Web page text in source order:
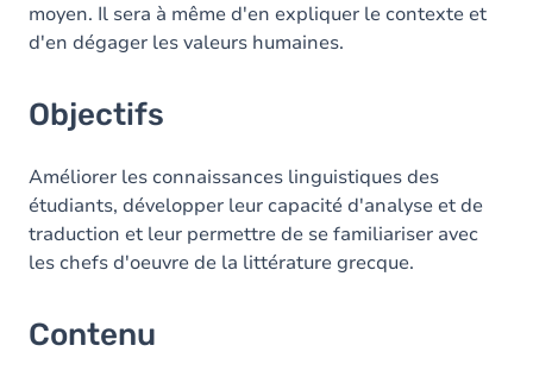
Exercices
moyen. Il sera à même d'en expliquer le contexte et
d'en dégager les valeurs humaines.
Objectifs
Améliorer les connaissances linguistiques des
étudiants, développer leur capacité d'analyse et de
traduction et leur permettre de se familiariser avec
les chefs d'oeuvre de la littérature grecque.
Contenu